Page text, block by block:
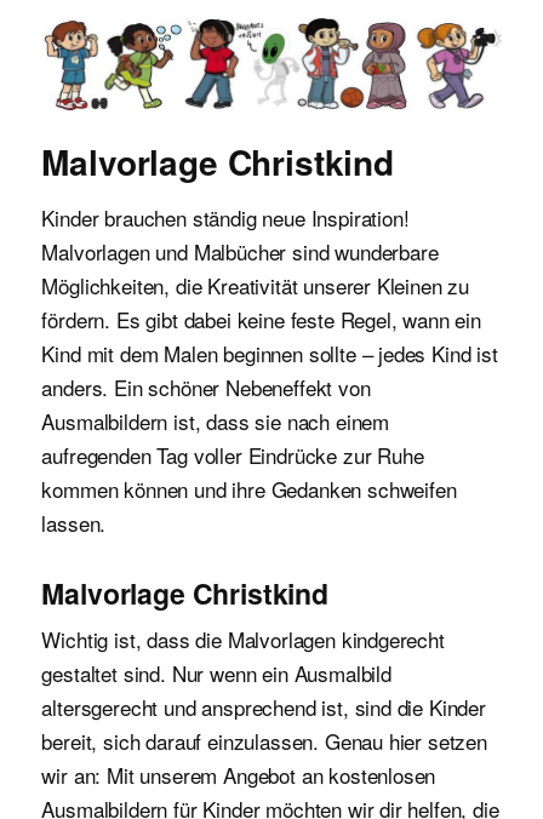
Malvorlagen für Kinder
Malvorlage Christkind
Kinder brauchen ständig neue Inspiration!
Malvorlagen und Malbücher sind wunderbare
Möglichkeiten, die Kreativität unserer Kleinen zu
fördern. Es gibt dabei keine feste Regel, wann ein
Kind mit dem Malen beginnen sollte – jedes Kind ist
anders. Ein schöner Nebeneffekt von
Ausmalbildern ist, dass sie nach einem
aufregenden Tag voller Eindrücke zur Ruhe
kommen können und ihre Gedanken schweifen
lassen.
Malvorlage Christkind
Wichtig ist, dass die Malvorlagen kindgerecht
gestaltet sind. Nur wenn ein Ausmalbild
altersgerecht und ansprechend ist, sind die Kinder
bereit, sich darauf einzulassen. Genau hier setzen
wir an: Mit unserem Angebot an kostenlosen
Ausmalbildern für Kinder möchten wir dir helfen, die